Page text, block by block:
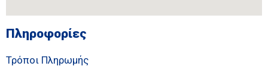
Πληροφορίες
Τρόποι Πληρωμής